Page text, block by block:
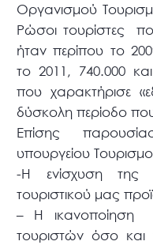
Οργανισμού
Ρώσοι τουρίστες
ήταν περίπου το
το 2011, 740.000
που χαρακτήρισε
δύσκολη περίοδο
Επίσης
υπουργείου
-Η ενίσχυση της
τουριστικού μας
– Η
τουριστών όσο και